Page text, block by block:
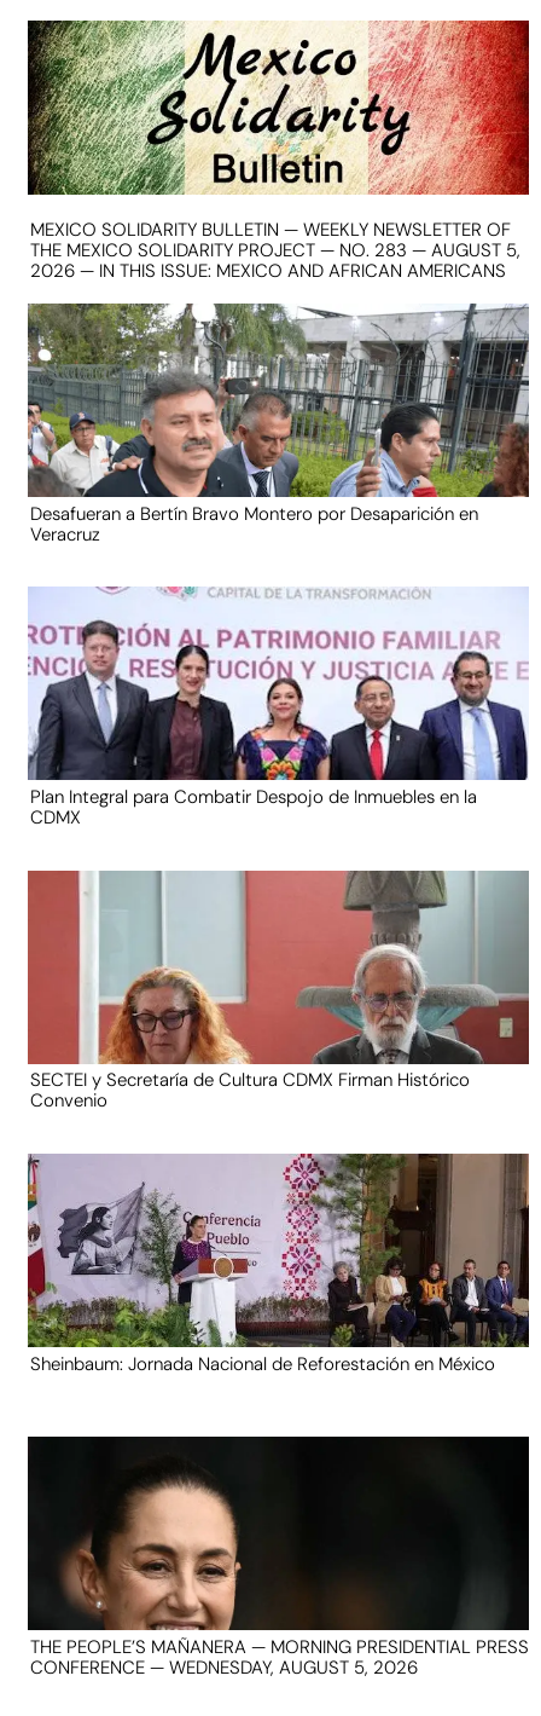
MEXICO SOLIDARITY BULLETIN — WEEKLY NEWSLETTER OF
THE MEXICO SOLIDARITY PROJECT — NO. 283 — AUGUST 5,
2026 — IN THIS ISSUE: MEXICO AND AFRICAN AMERICANS
Desafueran a Bertín Bravo Montero por Desaparición en
Veracruz
Plan Integral para Combatir Despojo de Inmuebles en la
CDMX
SECTEI y Secretaría de Cultura CDMX Firman Histórico
Convenio
Sheinbaum: Jornada Nacional de Reforestación en México
THE PEOPLE’S MAÑANERA — MORNING PRESIDENTIAL PRESS
CONFERENCE — WEDNESDAY, AUGUST 5, 2026